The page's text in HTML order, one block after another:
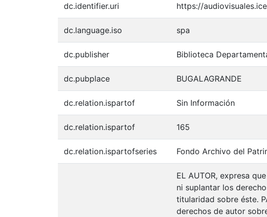
dc.identifier.uri https://
dc.language.iso spa
dc.publisher Biblioteca
dc.pubplace BUGALAGRANDE
dc.relation.ispartof Sin Información
dc.relation.ispartof 165
dc.relation.ispartofseries Fondo Archivo del
EL AUTOR, expresa
ni suplantar los
titularidad sobre éste.
derechos de autor